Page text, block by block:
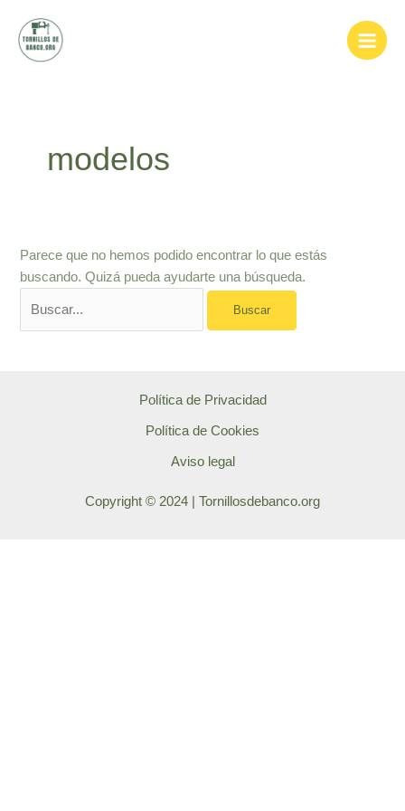
contenido
Main
Menu
modelos
Parece que no hemos podido encontrar lo que estás
buscando. Quizá pueda ayudarte una búsqueda.
por:
Política de Privacidad
Política de Cookies
Aviso legal
Copyright © 2024 | Tornillosdebanco.org